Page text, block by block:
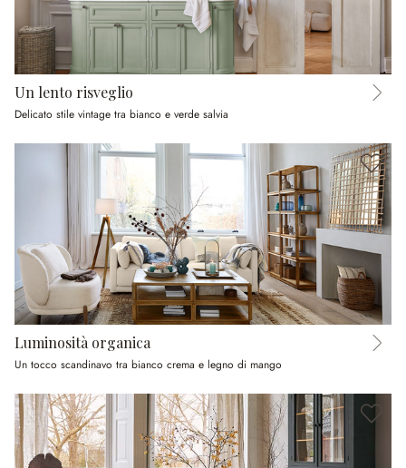
Un lento risveglio
Delicato stile vintage tra bianco e verde salvia
Luminosità organica
Un tocco scandinavo tra bianco crema e legno di mango